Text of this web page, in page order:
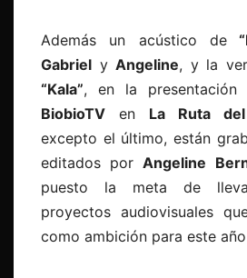
Además un acústico de
Gabriel yAngeline, y la
“Kala”, en la presentación
BiobioTV en La Ruta
excepto el último, están
editados porAngeline
puesto la meta de
proyectos audiovisuales
como ambición para este